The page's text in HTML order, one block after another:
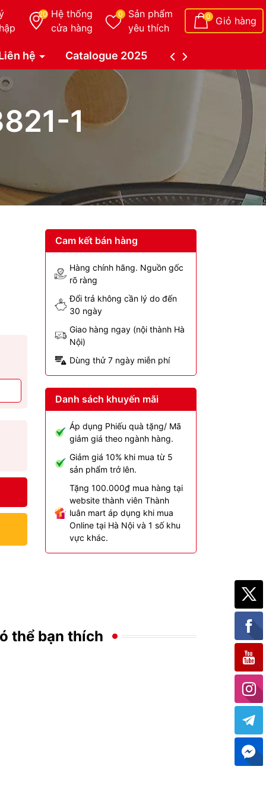
20 Hệ thống
cửa hàng
0
Sản phẩm
yêu thích
0 Giỏ hàng
hệ Catalogue 2025 Catalogue Duy Tân
1
Cam kết bán hàng
Hàng chính hãng. Nguồn gốc
rõ ràng
Đổi trả không cần lý do đến
30 ngày
Giao hàng ngay (nội thành Hà
Nội)
Dùng thử 7 ngày miễn phí
Danh sách khuyến mãi
Áp dụng Phiếu quà tặng/ Mã
giảm giá theo ngành hàng.
Giảm giá 10% khi mua từ 5
sản phẩm trở lên.
Tặng 100.000₫ mua hàng tại
website thành viên Thành
luân mart áp dụng khi mua
Online tại Hà Nội và 1 số khu
vực khác.
thể bạn thích